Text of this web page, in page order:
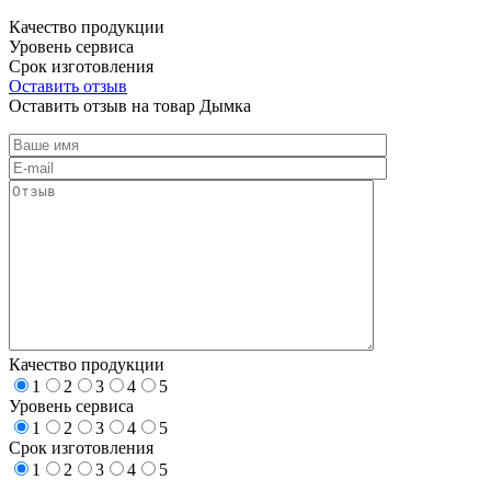
Качество продукции
Уровень сервиса
Срок изготовления
Оставить отзыв
Оставить отзыв на товар Дымка
Качество продукции
1
2 3 4
5
Уровень сервиса
1
2 3 4
5
Срок изготовления
1
2 3 4
5